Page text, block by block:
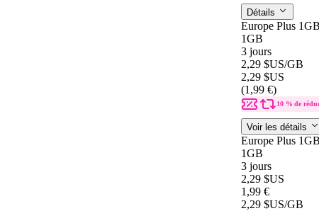
Détails
Europe Plus
1GB
3 jours
2,29 $US/GB
2,29 $US
(1,99 €)
10 % de
Voir les détails
Europe Plus
1GB
3 jours
2,29 $US
1,99 €
2,29 $US/GB